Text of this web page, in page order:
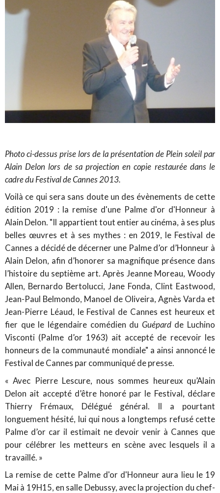
Photo ci-dessus prise lors de la présentation de Plein soleil par
Alain Delon lors de sa projection en copie restaurée dans le
cadre du Festival de Cannes 2013.
Voilà ce qui sera sans doute un des évènements de cette
édition 2019 : la remise d'une Palme d'or d'Honneur à
Alain Delon. "Il appartient tout entier au cinéma, à ses plus
belles œuvres et à ses mythes : en 2019, le Festival de
Cannes a décidé de décerner une Palme d’or d’Honneur à
Alain Delon, afin d’honorer sa magnifique présence dans
l’histoire du septième art. Après Jeanne Moreau, Woody
Allen, Bernardo Bertolucci, Jane Fonda, Clint Eastwood,
Jean-Paul Belmondo, Manoel de Oliveira, Agnès Varda et
Jean-Pierre Léaud, le Festival de Cannes est heureux et
fier que le légendaire comédien du Guépard de Luchino
Visconti (Palme d’or 1963) ait accepté de recevoir les
honneurs de la communauté mondiale" a ainsi annoncé le
Festival de Cannes par communiqué de presse.
« Avec Pierre Lescure, nous sommes heureux qu’Alain
Delon ait accepté d’être honoré par le Festival, déclare
Thierry Frémaux, Délégué général. Il a pourtant
longuement hésité, lui qui nous a longtemps refusé cette
Palme d’or car il estimait ne devoir venir à Cannes que
pour célébrer les metteurs en scène avec lesquels il a
travaillé. »
La remise de cette Palme d'or d'Honneur aura lieu le 19
Mai à 19H15, en salle Debussy, avec la projection du chef-